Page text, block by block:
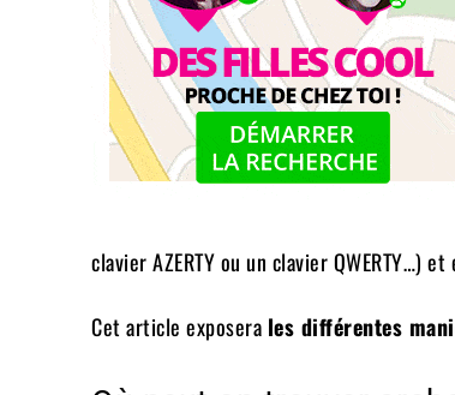
clavier AZERTY ou un clavier QWERTY…)
Cet article exposera les différentes